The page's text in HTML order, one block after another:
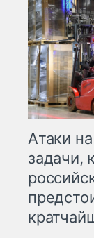
Атаки
задачи,